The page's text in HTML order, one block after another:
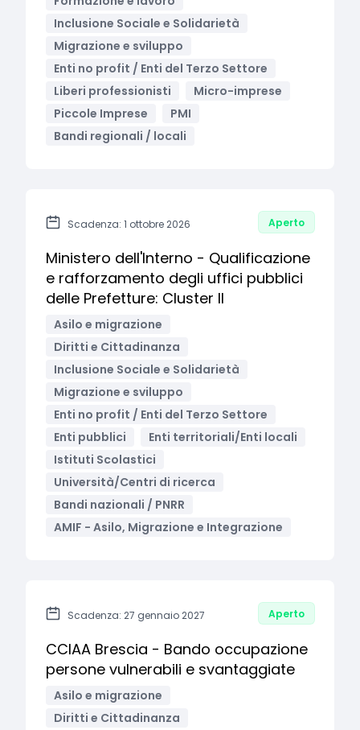
Inclusione Sociale e Solidarietà
Migrazione e sviluppo
Enti no profit / Enti del Terzo Settore
Liberi professionisti
Micro-imprese
Piccole Imprese
PMI
Bandi regionali / locali
Scadenza: 1 ottobre 2026 Aperto
Ministero dell'Interno - Qualificazione
e rafforzamento degli uffici pubblici
delle Prefetture: Cluster II
Asilo e migrazione
Diritti e Cittadinanza
Inclusione Sociale e Solidarietà
Migrazione e sviluppo
Enti no profit / Enti del Terzo Settore
Enti pubblici
Enti territoriali/Enti locali
Istituti Scolastici
Università/Centri di ricerca
Bandi nazionali / PNRR
AMIF - Asilo, Migrazione e Integrazione
Scadenza: 27 gennaio 2027 Aperto
CCIAA Brescia - Bando occupazione
persone vulnerabili e svantaggiate
Asilo e migrazione
Diritti e Cittadinanza